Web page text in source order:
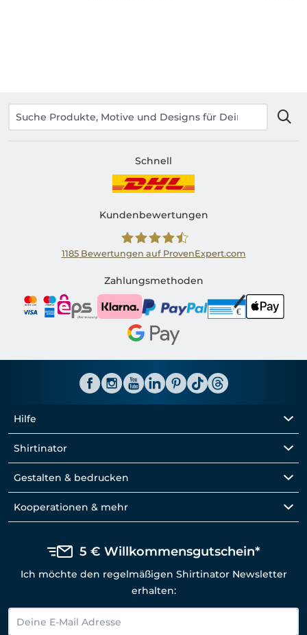
Schnell
Kundenbewertungen
Shirtinator AT
1185Bewertungen auf ProvenExpert.com
Zahlungsmethoden
Hilfe
Shirtinator
Gestalten & bedrucken
Kooperationen & mehr
5 € Willkommensgutschein*
Ich möchte den regelmäßigen Shirtinator Newsletter
erhalten: